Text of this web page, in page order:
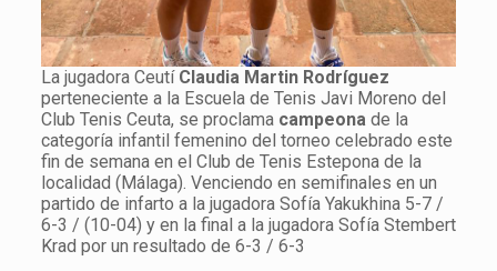
La jugadora Ceutí Claudia Martin Rodríguez
perteneciente a la Escuela de Tenis Javi Moreno del
Club Tenis Ceuta, se proclama campeona de la
categoría infantil femenino del torneo celebrado este
fin de semana en el Club de Tenis Estepona de la
localidad (Málaga). Venciendo en semifinales en un
partido de infarto a la jugadora Sofía Yakukhina 5-7 /
6-3 / (10-04) y en la final a la jugadora Sofía Stembert
Krad por un resultado de 6-3 / 6-3